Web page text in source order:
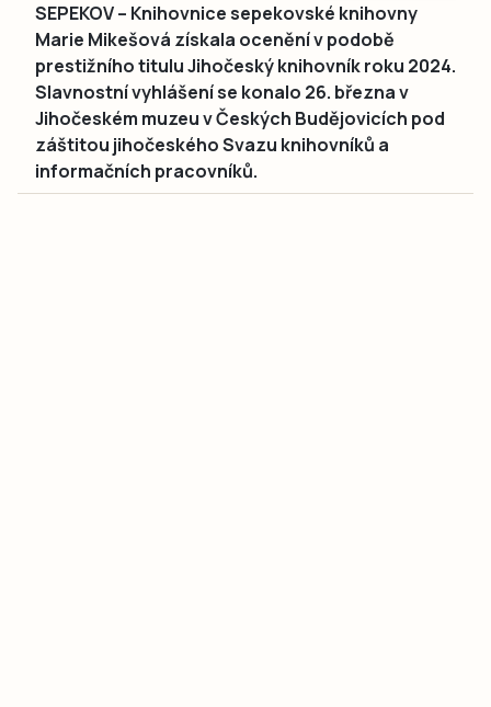
SEPEKOV – Knihovnice sepekovské knihovny
Marie Mikešová získala ocenění v podobě
prestižního titulu Jihočeský knihovník roku 2024.
Slavnostní vyhlášení se konalo 26. března v
Jihočeském muzeu v Českých Budějovicích pod
záštitou jihočeského Svazu knihovníků a
informačních pracovníků.